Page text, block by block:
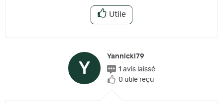
Utile
Y
Yannickl79
1 avis laissé
0 utile reçu